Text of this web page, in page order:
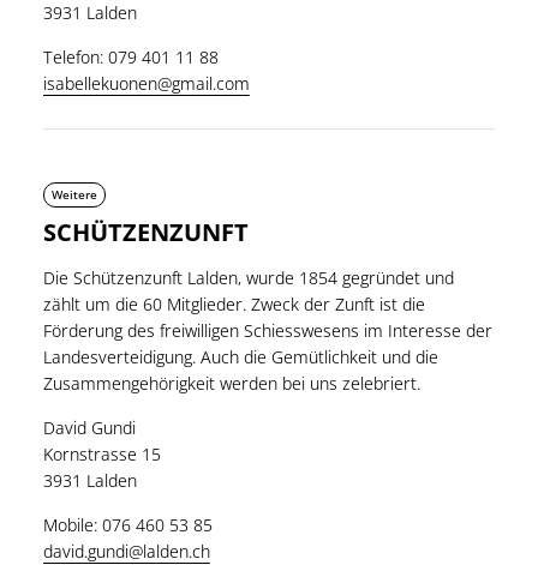
3931 Lalden
Telefon: 079 401 11 88
isabellekuonen@gmail.com
Weitere
SCHÜTZENZUNFT
Die Schützenzunft Lalden, wurde 1854 gegründet und
zählt um die 60 Mitglieder. Zweck der Zunft ist die
Förderung des freiwilligen Schiesswesens im Interesse der
Landesverteidigung. Auch die Gemütlichkeit und die
Zusammengehörigkeit werden bei uns zelebriert.
David Gundi
Kornstrasse 15
3931 Lalden
Mobile: 076 460 53 85
david.gundi@lalden.ch